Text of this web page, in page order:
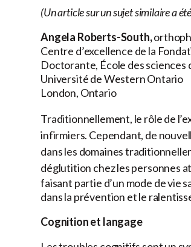
(Un article sur un sujet similaire a
Angela Roberts-South,
Centre d’excellence de la
Doctorante, École des
Université de Western Ontario
London, Ontario
Traditionnellement, le rôle de
infirmiers. Cependant, de
dans les domaines
déglutition chez les personnes
faisant partie d’un mode de vie
dans la prévention et le
Cognition et langage